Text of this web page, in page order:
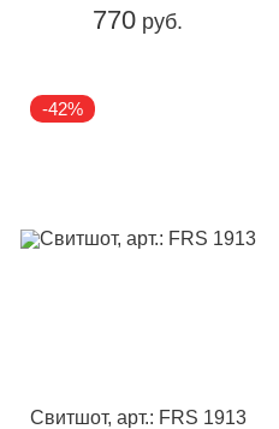
770 руб.
-42%
Свитшот, арт.: FRS 1913